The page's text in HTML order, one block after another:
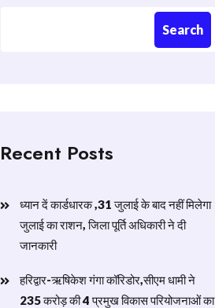
Search
Recent Posts
ध्यान दें कार्डधारक ,31 जुलाई के बाद नहीं मिलेगा
जुलाई का राशन, जिला पूर्ति अधिकारी ने दी
जानकारी
हरिद्वार-ऋषिकेश गंगा कॉरिडोर,सीएम धामी ने
235 करोड़ की 4 प्रमुख विकास परियोजनाओं का